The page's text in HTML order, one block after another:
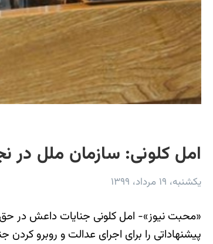
امل کلونی: سازمان ملل در
یکشنبه، ۱۹ مرداد، ۱۳۹۹
«محبت نیوز»- امل کلونی جنایات داعش در
پیشنهاداتی را برای اجرای عدالت و روبرو